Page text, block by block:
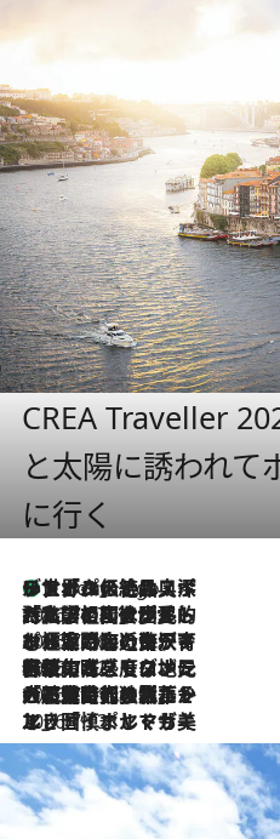
CREA Traveller
と太陽に誘われて
に行く
3 Hours Ago
リスボンの絶品スイーツ「パステル・デ・ナタ」とは？ポルトガル伝統の奥深い世界へ
2026.7.27
「私の祖国はポルトガル語です」国民的詩人フェルナンド・ペソアと、彼が愛した文学の街を歩く
2026.7.26
ポルトガル近海が育む極上の海の幸。キリリと冷えた白ワインと愉しむ、シーフード専門店の贅沢
2026.7.22
伝統の味をモダンに昇華。高感度な地元客が集う、リスボンの最旬ガストロノミー
2026.7.21
大航海時代の栄華から、震災、独裁、そして革命へ。ポルトガル・首都リスボンの石畳に刻まれた「歴史の光と影」
2026.7.13
エッセイ・ヤマザキマリ「慎ましくも美しき国 ポルトガル」